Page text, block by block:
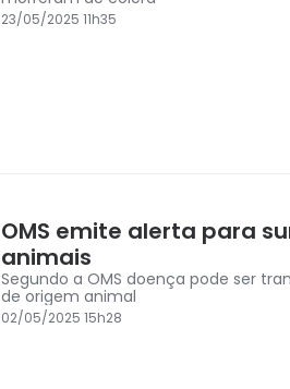
23/05/2025 11h35
OMS emite alerta para
animais
Segundo a OMS doença pode ser
de origem animal
02/05/2025 15h28